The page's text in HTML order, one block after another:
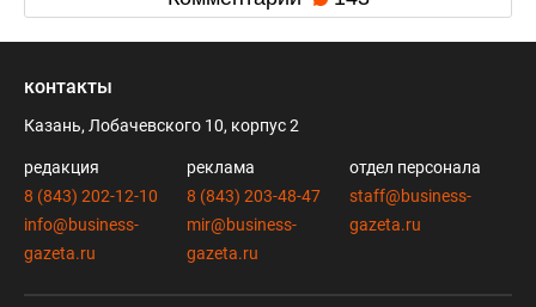
контакты
Казань, Лобачевского 10, корпус 2
редакция
8 (843) 202-12-10
info@business-
gazeta.ru
реклама
8 (843) 203-48-47
mir@business-
gazeta.ru
отдел персонала
staff@business-
gazeta.ru